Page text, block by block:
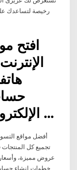
رخيصة لتساعدك
افتح
الإلكتروني أو بواسطة التطبيق …
أفضل مواقع
تجميع كل
عروض مميزة، وأسعار